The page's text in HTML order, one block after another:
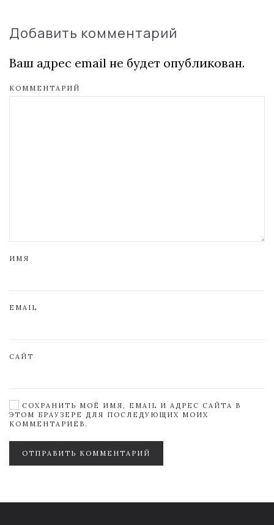
Добавить комментарий
Ваш адрес email не будет опубликован.
КОММЕНТАРИЙ
ИМЯ
EMAIL
САЙТ
СОХРАНИТЬ МОЁ ИМЯ, EMAIL И АДРЕС САЙТА В
ЭТОМ БРАУЗЕРЕ ДЛЯ ПОСЛЕДУЮЩИХ МОИХ
КОММЕНТАРИЕВ.
ОТПРАВИТЬ КОММЕНТАРИЙ